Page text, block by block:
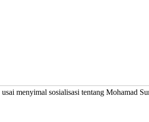
menyimal sosialisasi tentang Mohamad